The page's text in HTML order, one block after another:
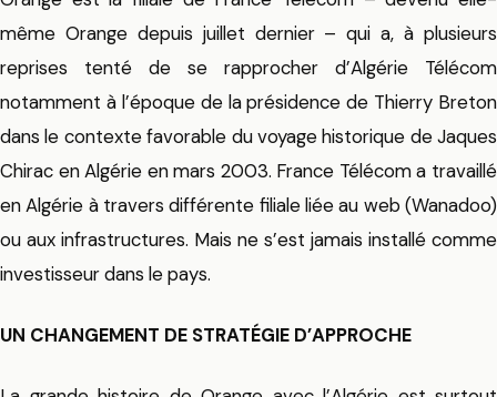
même Orange depuis juillet dernier – qui a, à plusieurs
reprises tenté de se rapprocher d’Algérie Télécom
notamment à l’époque de la présidence de Thierry Breton
dans le contexte favorable du voyage historique de Jaques
Chirac en Algérie en mars 2003. France Télécom a travaillé
en Algérie à travers différente filiale liée au web (Wanadoo)
ou aux infrastructures. Mais ne s’est jamais installé comme
investisseur dans le pays.
UN CHANGEMENT DE STRATÉGIE D’APPROCHE